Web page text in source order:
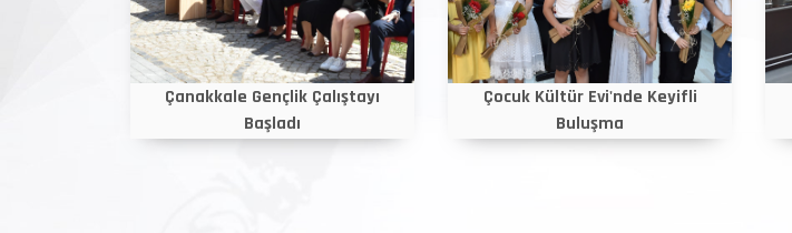
Çanakkale Gençlik Çalıştayı
Başladı
Çocuk Kültür Evi'nde Keyifli
Buluşma